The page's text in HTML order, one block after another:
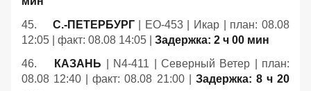
45. С.-ПЕТЕРБУРГ| EO-453 | Икар | план: 08.08
12:05 | факт: 08.08 14:05 | Задержка: 2 ч 00 мин
46.
КАЗАНЬ | N4-411 | Северный Ветер | план:
08.08 12:40 | факт: 08.08 21:00 | Задержка: 8 ч 20